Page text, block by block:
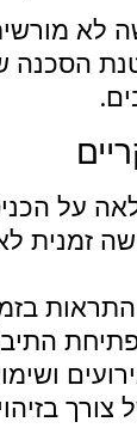
לא
הסכנה
על
זמנית
פתיחת